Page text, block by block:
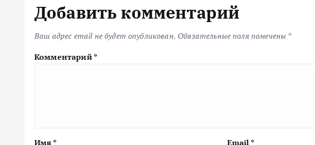
Добавить комментарий
Ваш адрес email не будет опубликован. Обязательные поля помечены *
Комментарий*
Имя * Email *